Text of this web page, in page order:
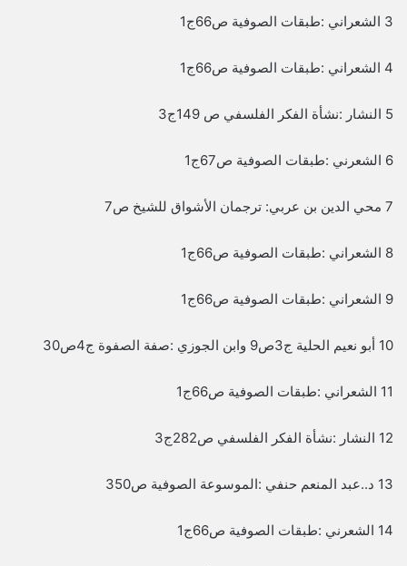
3 الشعراني :طبقات الصوفية ص66ج1
4 الشعراني :طبقات الصوفية ص66ج1
5 النشار :نشأة الفكر الفلسفي ص 149ج3
6 الشعرني :طبقات الصوفية ص67ج1
7 محي الدين بن عربي: ترجمان الأشواق للشيخ ص7
8 الشعراني :طبقات الصوفية ص66ج1
9 الشعراني :طبقات الصوفية ص66ج1
10 أبو نعيم الحلية ج3ص9 وابن الجوزي :صفة الصفوة ج4ص30
11 الشعراني :طبقات الصوفية ص66ج1
12 النشار :نشأة الفكر الفلسفي ص282ج3
13 د..عبد المنعم حنفي :الموسوعة الصوفية ص350
14 الشعرني :طبقات الصوفية ص66ج1